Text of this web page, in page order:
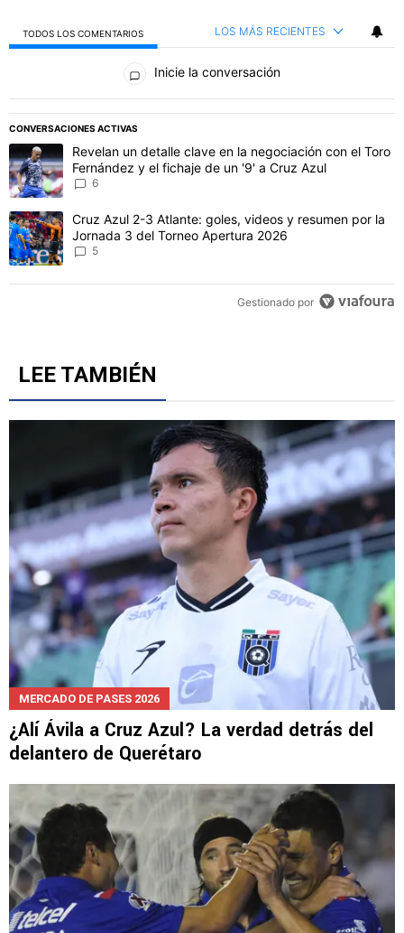
TODOS LOS COMENTARIOS LOS MÁS RECIENTES
Todos los comentarios
Inicie la conversación
CONVERSACIONES ACTIVAS
Este listado muestra los artículos con más comentarios en los
Un artículo de tendencia con el título "Revelan un detalle clave
Revelan un detalle clave en la negociación con el Toro
Fernández y el fichaje de un '9' a Cruz Azul
Un artículo de tendencia con el título "Cruz Azul 2-3 Atlante:
Cruz Azul 2-3 Atlante: goles, videos y resumen por la
LEE TAMBIÉN
¿Alí Ávila a Cruz Azul? La verdad detrás del
delantero de Querétaro